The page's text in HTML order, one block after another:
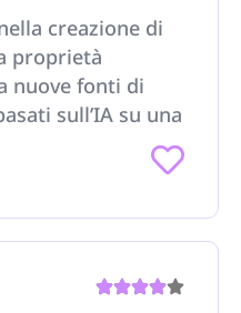
creazione di
proprietà
nuove fonti di
sull’IA su una